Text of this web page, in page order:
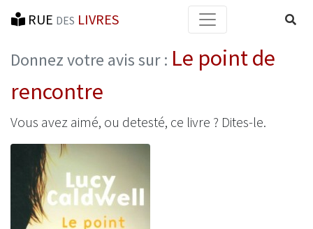
RUE DES LIVRES
Donnez votre avis sur : Le point de
rencontre
Vous avez aimé, ou detesté, ce livre ? Dites-le.